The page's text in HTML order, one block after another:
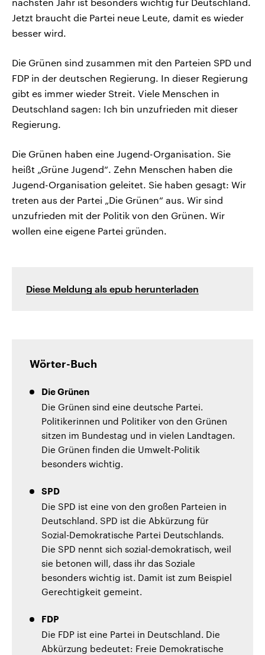
Jetzt braucht die Partei neue Leute, damit es wieder
besser wird.
Die Grünen sind zusammen mit den Parteien SPD und
FDP in der deutschen Regierung. In dieser Regierung
gibt es immer wieder Streit. Viele Menschen in
Deutschland sagen: Ich bin unzufrieden mit dieser
Regierung.
Die Grünen haben eine Jugend-Organisation. Sie
heißt „Grüne Jugend“. Zehn Menschen haben die
Jugend-Organisation geleitet. Sie haben gesagt: Wir
treten aus der Partei „Die Grünen“ aus. Wir sind
unzufrieden mit der Politik von den Grünen. Wir
wollen eine eigene Partei gründen.
Diese Meldung als epub herunterladen
Wörter-Buch
Die Grünen
Die Grünen sind eine deutsche Partei.
Politikerinnen und Politiker von den Grünen
sitzen im Bundestag und in vielen Landtagen.
Die Grünen finden die Umwelt-Politik
besonders wichtig.
SPD
Die SPD ist eine von den großen Parteien in
Deutschland. SPD ist die Abkürzung für
Sozial-Demokratische Partei Deutschlands.
Die SPD nennt sich sozial-demokratisch, weil
sie betonen will, dass ihr das Soziale
besonders wichtig ist. Damit ist zum Beispiel
Gerechtigkeit gemeint.
FDP
Die FDP ist eine Partei in Deutschland. Die
Abkürzung bedeutet: Freie Demokratische